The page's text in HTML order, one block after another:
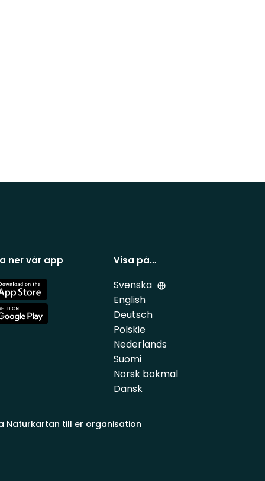
ner vår app Visa på…
Svenska
English
Deutsch
Polskie
Nederlands
Suomi
Norsk bokmal
Dansk
Naturkartan till er organisation